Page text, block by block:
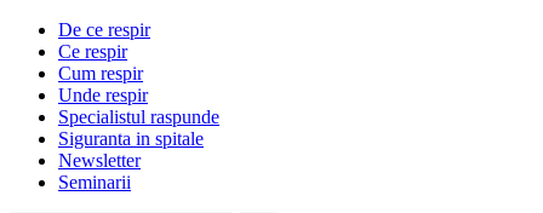
De ce respir
Ce respir
Cum respir
Unde respir
Specialistul raspunde
Siguranta in spitale
Newsletter
Seminarii